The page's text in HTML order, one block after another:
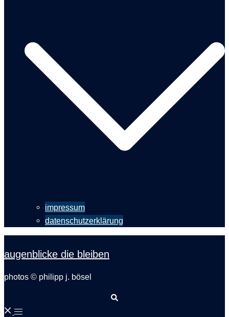
impressum
datenschutzerklärung
augenblicke die bleiben
photos © philipp j. bösel
Menü